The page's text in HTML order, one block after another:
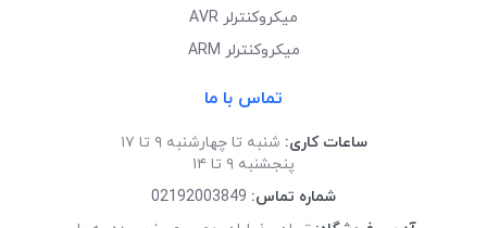
میکروکنترلر AVR
میکروکنترلر ARM
تماس با ما
ساعات کاری: شنبه تا چهارشنبه ۹ تا ۱۷
پنجشنبه ۹ تا ۱۴
شماره تماس: 02192003849